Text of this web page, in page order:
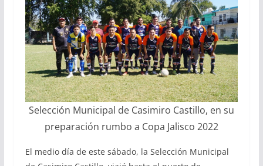
Selección Municipal de Casimiro Castillo, en su
preparación rumbo a Copa Jalisco 2022
El medio día de este sábado, la Selección Municipal